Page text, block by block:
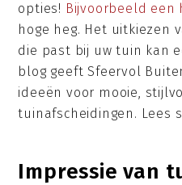
opties! Bijvoorbeeld
hoge heg. Het uitkiezen
die past bij uw tuin kan
blog geeft Sfeervol
ideeën voor mooie,
tuinafscheidingen. Lees
Impressie van